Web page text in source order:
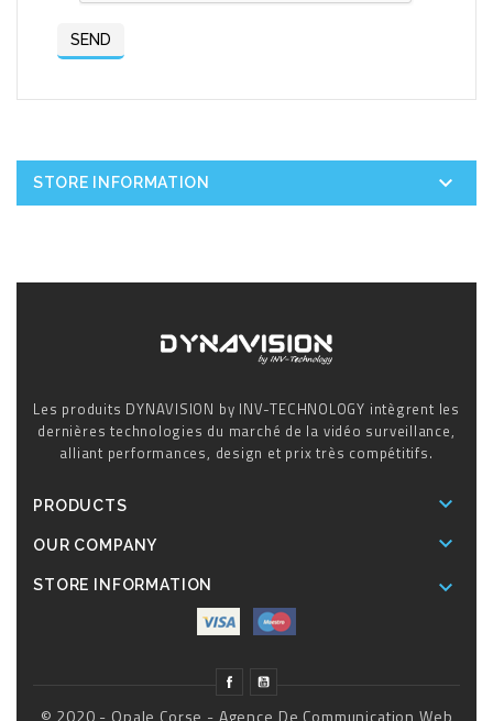
STORE INFORMATION 
Les produits DYNAVISION by INV-TECHNOLOGY intègrent les
dernières technologies du marché de la vidéo surveillance,
alliant performances, design et prix très compétitifs.
PRODUCTS 
OUR COMPANY 
STORE INFORMATION 
© 2020 - Opale Corse - Agence De Communication Web